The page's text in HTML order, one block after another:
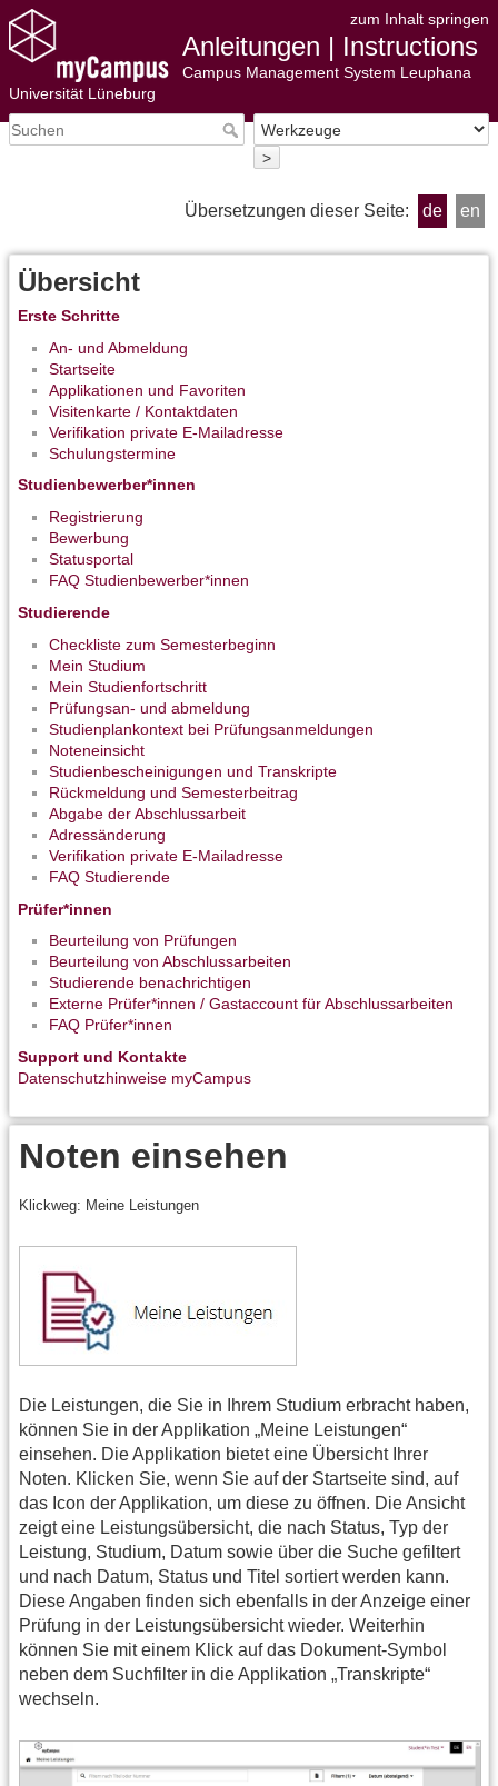
zum Inhalt springen
Anleitungen | Instructions
Campus Management System Leuphana
Universität Lüneburg
>
Übersetzungen dieser Seite: de en
Übersicht
Erste Schritte
An- und Abmeldung
Startseite
Applikationen und Favoriten
Visitenkarte / Kontaktdaten
Verifikation private E-Mailadresse
Schulungstermine
Studienbewerber*innen
Registrierung
Bewerbung
Statusportal
FAQ Studienbewerber*innen
Studierende
Checkliste zum Semesterbeginn
Mein Studium
Mein Studienfortschritt
Prüfungsan- und abmeldung
Studienplankontext bei Prüfungsanmeldungen
Noteneinsicht
Studienbescheinigungen und Transkripte
Rückmeldung und Semesterbeitrag
Abgabe der Abschlussarbeit
Adressänderung
Verifikation private E-Mailadresse
FAQ Studierende
Prüfer*innen
Beurteilung von Prüfungen
Beurteilung von Abschlussarbeiten
Studierende benachrichtigen
Externe Prüfer*innen / Gastaccount für Abschlussarbeiten
FAQ Prüfer*innen
Support und Kontakte
Datenschutzhinweise myCampus
Noten einsehen
Klickweg: Meine Leistungen
Die Leistungen, die Sie in Ihrem Studium erbracht haben,
können Sie in der Applikation „Meine Leistungen“
einsehen. Die Applikation bietet eine Übersicht Ihrer
Noten. Klicken Sie, wenn Sie auf der Startseite sind, auf
das Icon der Applikation, um diese zu öffnen. Die Ansicht
zeigt eine Leistungsübersicht, die nach Status, Typ der
Leistung, Studium, Datum sowie über die Suche gefiltert
und nach Datum, Status und Titel sortiert werden kann.
Diese Angaben finden sich ebenfalls in der Anzeige einer
Prüfung in der Leistungsübersicht wieder. Weiterhin
können Sie mit einem Klick auf das Dokument-Symbol
neben dem Suchfilter in die Applikation „Transkripte“
wechseln.